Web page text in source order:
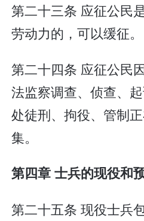
第二十三条 应征公民
劳动力的，可以缓征。
第二十四条 应征公民
法监察调查、侦查、
处徒刑、拘役、管制
集。
第四章 士兵的现役和
第二十五条 现役士兵